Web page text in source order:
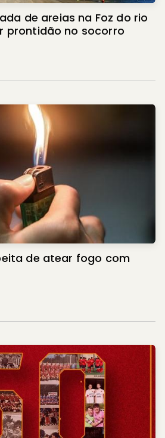
de areias na Foz do rio
prontidão no socorro
de atear fogo com